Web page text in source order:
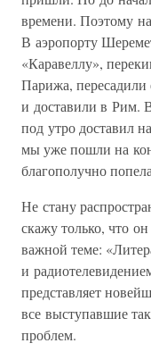
времени. Поэтому
В аэропорту
«Каравеллу»,
Парижа,
и доставили в Рим.
под утро доставил
мы уже пошли на
благополучно
Не стану
скажу только, что
важной теме:
и
представляет
все выступавшие
проблем.